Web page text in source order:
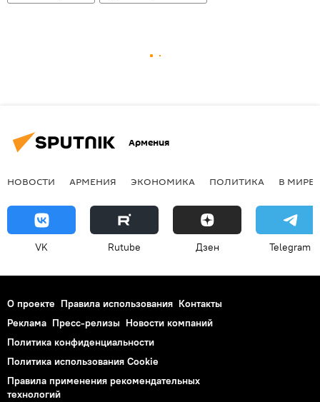
Армения
НОВОСТИ АРМЕНИЯ ЭКОНОМИКА ПОЛИТИКА В МИРЕ
VK Rutube Дзен Telegram
О проекте Правила использования Контакты
Реклама Пресс-релизы Новости компаний
Политика конфиденциальности
Политика использования Cookie
Правила применения рекомендательных
технологий